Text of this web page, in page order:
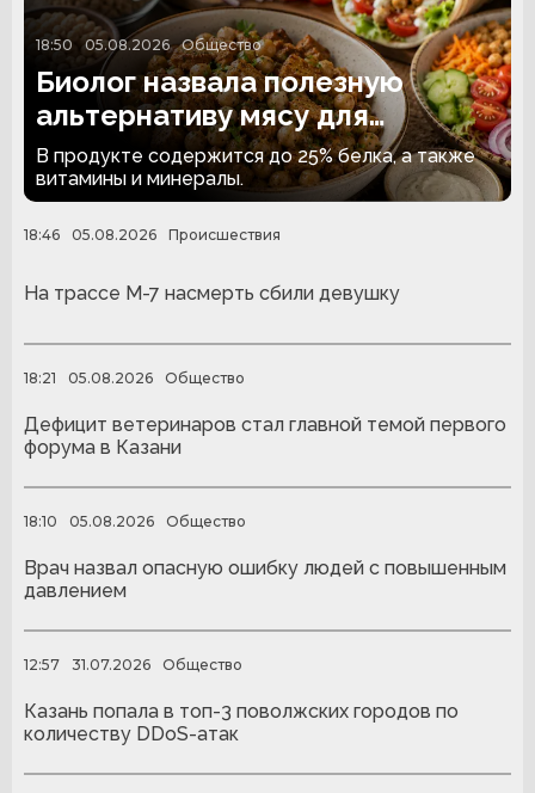
18:50 05.08.2026 Общество
Биолог назвала полезную
альтернативу мясу для
вегетарианцев
В продукте содержится до 25% белка, а также
витамины и минералы.
18:46 05.08.2026 Происшествия
На трассе М-7 насмерть сбили девушку
18:21 05.08.2026 Общество
Дефицит ветеринаров стал главной темой первого
форума в Казани
18:10 05.08.2026 Общество
Врач назвал опасную ошибку людей с повышенным
давлением
12:57 31.07.2026 Общество
Казань попала в топ-3 поволжских городов по
количеству DDoS-атак